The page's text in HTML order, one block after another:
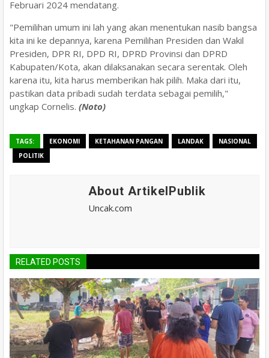
Februari 2024 mendatang.
"Pemilihan umum ini lah yang akan menentukan nasib bangsa
kita ini ke depannya, karena Pemilihan Presiden dan Wakil
Presiden, DPR RI, DPD RI, DPRD Provinsi dan DPRD
Kabupaten/Kota, akan dilaksanakan secara serentak. Oleh
karena itu, kita harus memberikan hak pilih. Maka dari itu,
pastikan data pribadi sudah terdata sebagai pemilih,"
ungkap Cornelis. (Noto)
TAGS: EKONOMI KETAHANAN PANGAN LANDAK
NASIONAL
POLITIK
About ArtikelPublik
Uncak.com
RELATED POSTS